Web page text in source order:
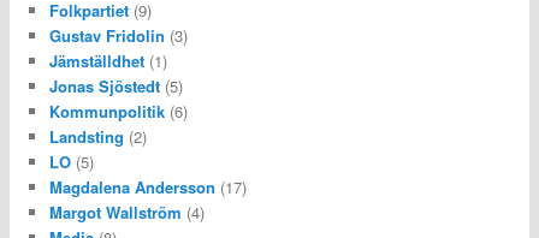
Folkpartiet(9)
Gustav Fridolin (3)
Jämställdhet(1)
Jonas Sjöstedt(5)
Kommunpolitik(6)
Landsting (2)
LO(5)
Magdalena Andersson (17)
Margot Wallström (4)